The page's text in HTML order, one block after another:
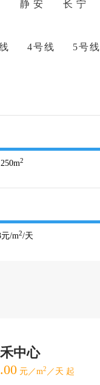
静 安 长 宁
4号线 5号线
250m2
元/m2/天
中心
元／m2 ／天 起